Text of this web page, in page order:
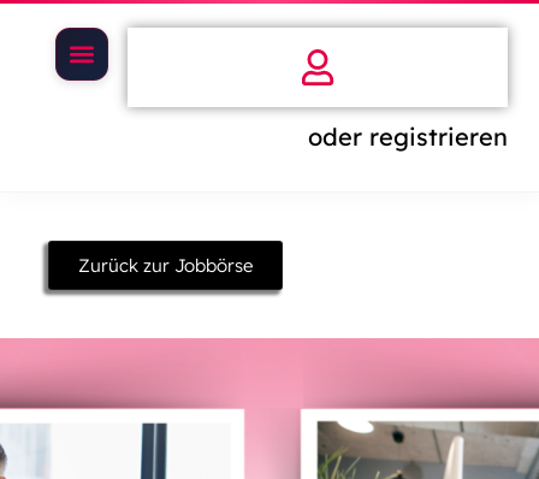
oder registrieren
Zurück zur Jobbörse